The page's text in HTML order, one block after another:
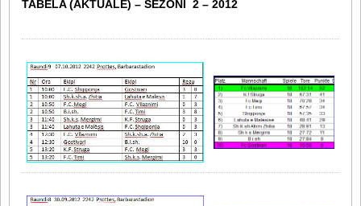
TABELA (AKTUALE) – SEZONI 2 – 2012